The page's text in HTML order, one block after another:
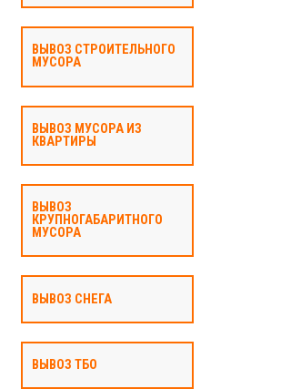
ВЫВОЗ СТРОИТЕЛЬНОГО
МУСОРА
ВЫВОЗ МУСОРА ИЗ
КВАРТИРЫ
ВЫВОЗ
КРУПНОГАБАРИТНОГО
МУСОРА
ВЫВОЗ СНЕГА
ВЫВОЗ ТБО